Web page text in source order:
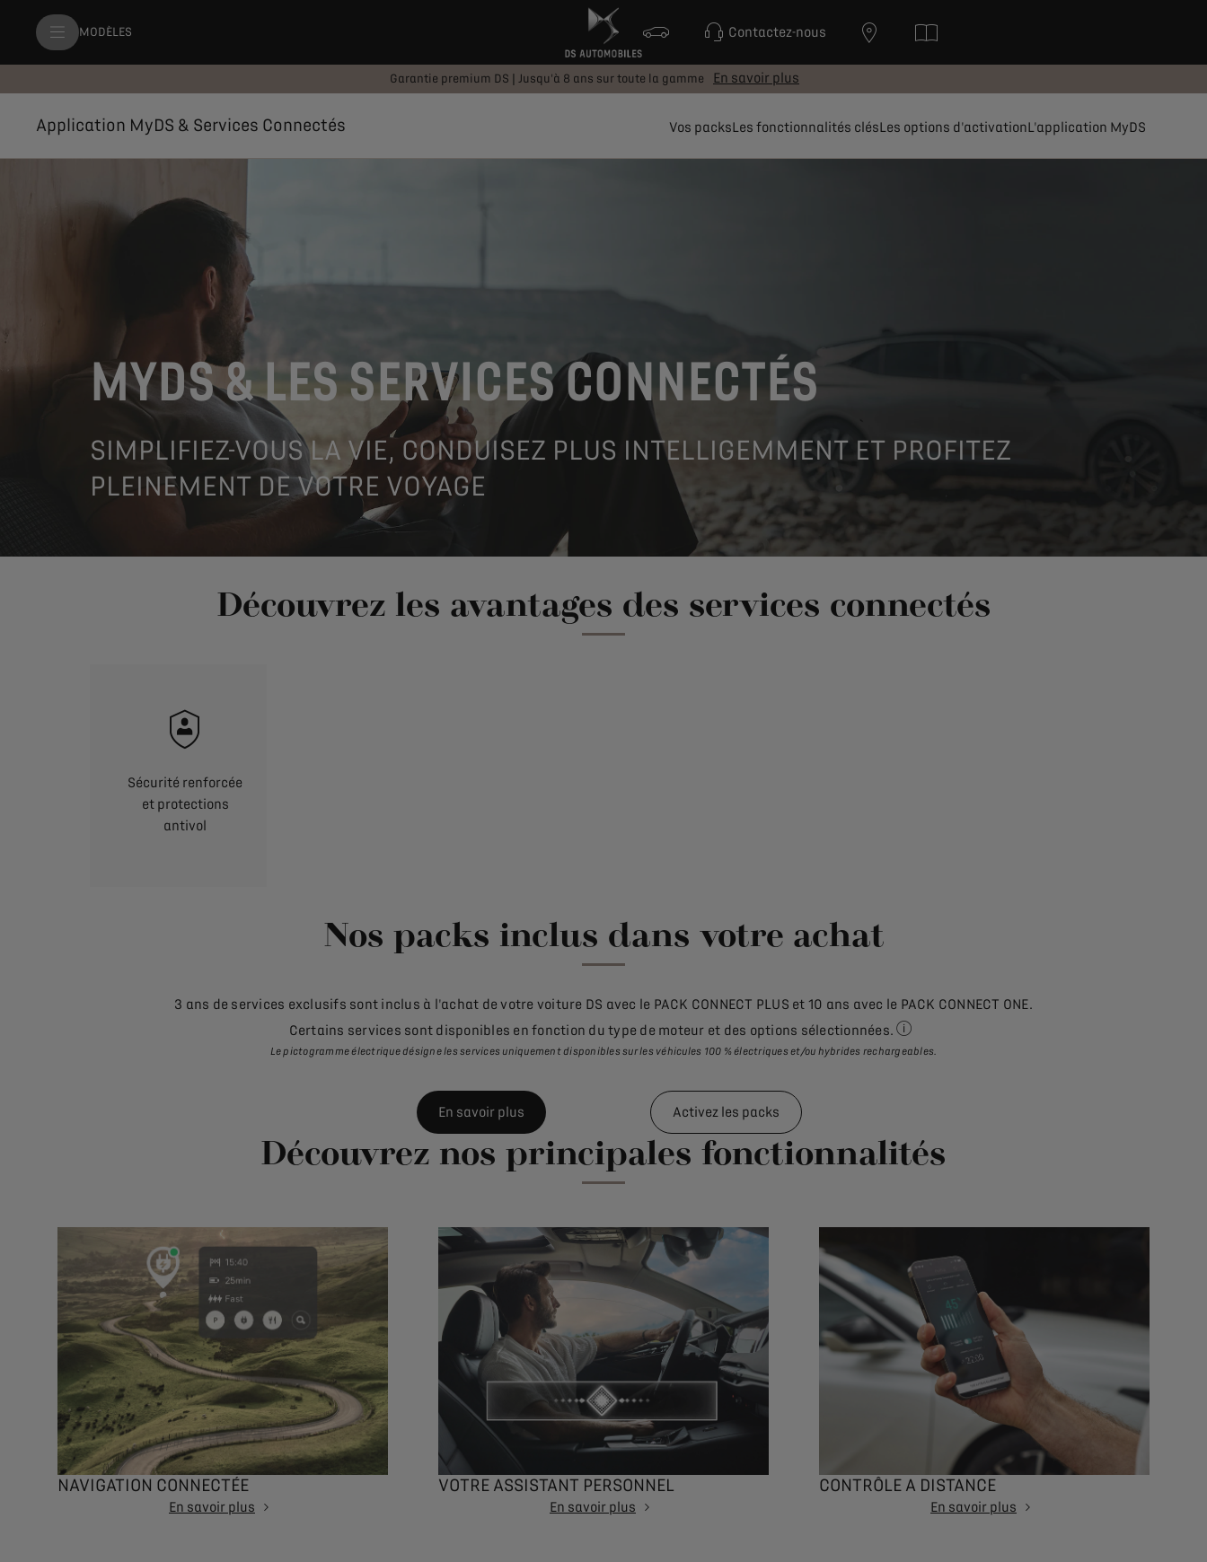
MODÈLES Contactez-nous
Garantie premium DS | Jusqu'à 8 ans sur toute la gamme En savoir plus
Application MyDS & Services Connectés Vos packsLes fonctionnalités clésLes options d'activationL'application MyDS
MYDS & LES SERVICES CONNECTÉS
SIMPLIFIEZ-VOUS LA VIE, CONDUISEZ PLUS INTELLIGEMMENT ET PROFITEZ
PLEINEMENT DE VOTRE VOYAGE
Découvrez les avantages des services connectés
Sécurité renforcée
et protections
antivol
Nos packs inclus dans votre achat
3 ans de services exclusifs sont inclus à l'achat de votre voiture DS avec le PACK CONNECT PLUS et 10 ans avec le PACK CONNECT ONE.
Certains services sont disponibles en fonction du type de moteur et des options sélectionnées.
Pour tout achat d'un véhicule DS neuf
Le pictogramme électrique désigne les services uniquement disponibles sur les véhicules 100 % électriques et/ou hybrides rechargeables.
En savoir plus Activez les packs
Découvrez nos principales fonctionnalités
NAVIGATION CONNECTÉE
En savoir plus
VOTRE ASSISTANT PERSONNEL
En savoir plus
CONTRÔLE A DISTANCE
En savoir plus